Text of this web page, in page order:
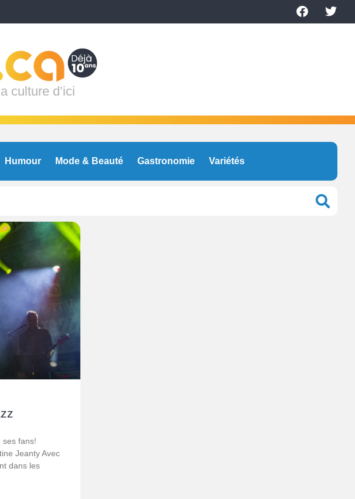
culture d’ici
Humour Mode & Beauté Gastronomie Variétés
ses fans!
Jeanty Avec
dans les